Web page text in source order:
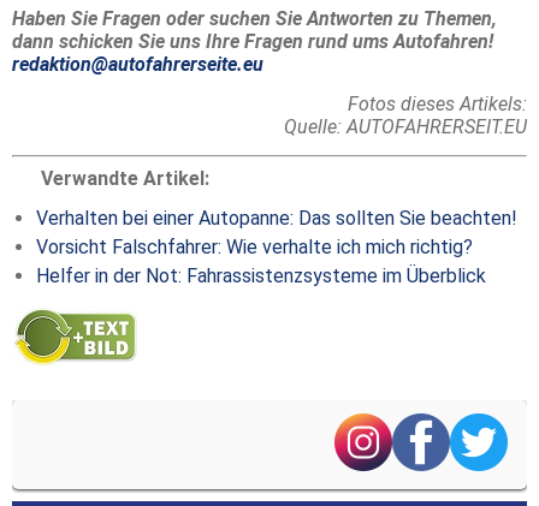
Haben Sie Fragen oder suchen Sie Antworten zu Themen,
dann schicken Sie uns Ihre Fragen rund ums Autofahren!
redaktion@autofahrerseite.eu
Fotos dieses Artikels:
Quelle: AUTOFAHRERSEIT.EU
Verwandte Artikel:
Verhalten bei einer Autopanne: Das sollten Sie beachten!
Vorsicht Falschfahrer: Wie verhalte ich mich richtig?
Helfer in der Not: Fahrassistenzsysteme im Überblick